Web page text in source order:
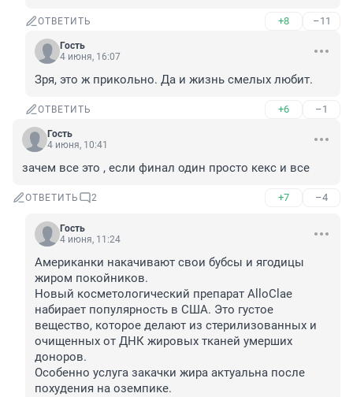
ОТВЕТИТЬ +8 –11
Гость
4 июня, 16:07
Зря, это ж прикольно. Да и жизнь смелых любит.
ОТВЕТИТЬ +6 –1
Гость
4 июня, 10:41
зачем все это , если финал один просто кекс и все
ОТВЕТИТЬ 2 +7 –4
Гость
4 июня, 11:24
Американки накачивают свои бубсы и ягодицы
жиром покойников.
Новый косметологический препарат AlloClae
набирает популярность в США. Это густое
вещество, которое делают из стерилизованных и
очищенных от ДНК жировых тканей умерших
доноров.
Особенно услуга закачки жира актуальна после
похудения на оземпике.